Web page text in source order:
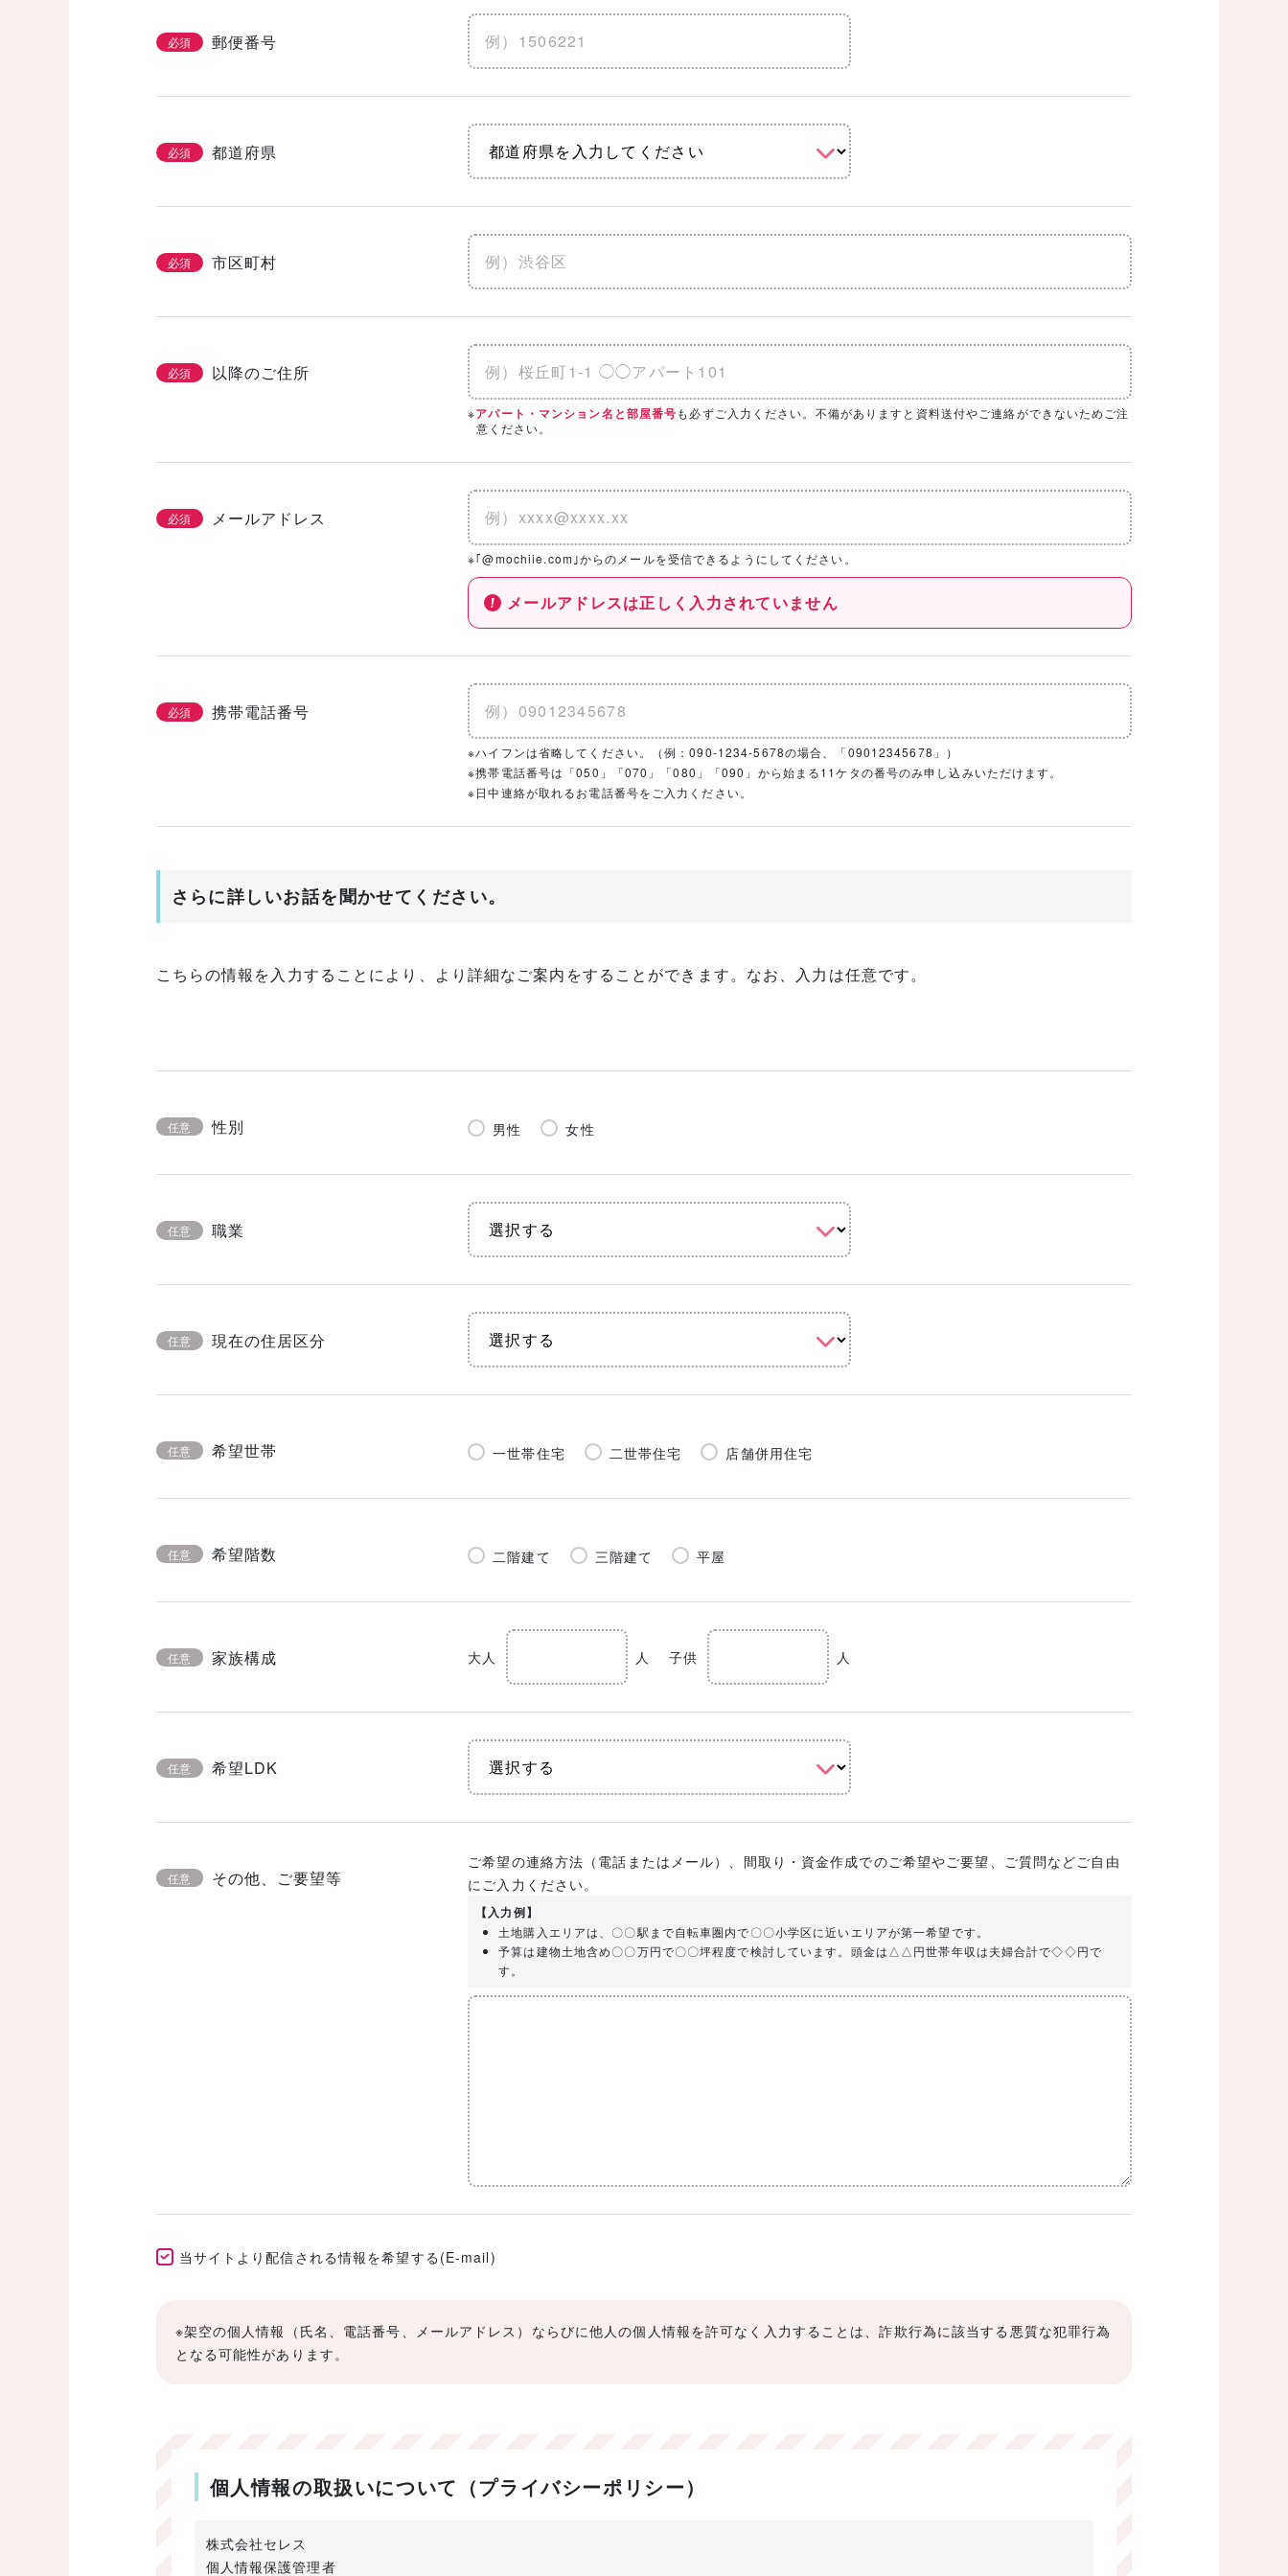
省エネ・エコ 地震に強い 水害に強い
そのほかのこだわりを見る
3/3 必須 「カタログ請求」「相談・見学」したい会社を選択！
基本情報とこだわりの条件を設定いただくと、
必須 郵便番号
必須 都道府県
必須 市区町村
必須 以降のご住所
※アパート・マンション名と部屋番号も必ずご入力ください。不備がありますと資料送付やご連絡ができないためご注
意ください。
必須 メールアドレス
※｢@mochiie.com｣からのメールを受信できるようにしてください。
メールアドレスは正しく入力されていません
必須 携帯電話番号
※ハイフンは省略してください。（例：090-1234-5678の場合、「09012345678」）
※携帯電話番号は「050」「070」「080」「090」から始まる11ケタの番号のみ申し込みいただけます。
※日中連絡が取れるお電話番号をご入力ください。
さらに詳しいお話を聞かせてください。
こちらの情報を入力することにより、より詳細なご案内をすることができます。なお、入力は任意です。
任意 性別 男性 女性
任意 職業
任意 現在の住居区分
任意 希望世帯 一世帯住宅 二世帯住宅 店舗併用住宅
任意 希望階数 二階建て 三階建て 平屋
任意 家族構成 大人 人 子供 人
任意 希望LDK
任意 その他、ご要望等
ご希望の連絡方法（電話またはメール）、間取り・資金作成でのご希望やご要望、ご質問などご自由
にご入力ください。
【入力例】
土地購入エリアは、〇〇駅まで自転車圏内で〇〇小学区に近いエリアが第一希望です。
予算は建物土地含め〇〇万円で〇〇坪程度で検討しています。頭金は△△円世帯年収は夫婦合計で◇◇円で
す。
当サイトより配信される情報を希望する(E-mail)
※架空の個人情報（氏名、電話番号、メールアドレス）ならびに他人の個人情報を許可なく入力することは、詐欺行為に該当する悪質な犯罪行為
となる可能性があります。
個人情報の取扱いについて（プライバシーポリシー）
株式会社セレス
個人情報保護管理者